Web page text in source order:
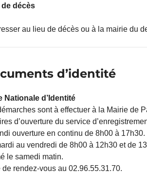
de décès
au lieu de décès ou à la mairie du
d’identité
Nationale d’Identité
sont à effectuer à la Mairie de
d’ouverture du service
ouverture en continu de 8h00 à 17h30.
au vendredi de 8h00 à 12h30 et de
le samedi matin.
de rendez-vous au 02.96.55.31.70.